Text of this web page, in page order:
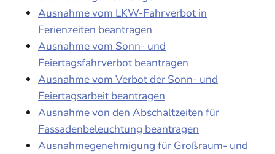
Ausnahme vom LKW-Fahrverbot in
Ferienzeiten beantragen
Ausnahme vom Sonn- und
Feiertagsfahrverbot beantragen
Ausnahme vom Verbot der Sonn- und
Feiertagsarbeit beantragen
Ausnahme von den Abschaltzeiten für
Fassadenbeleuchtung beantragen
Ausnahmegenehmigung für Großraum- und